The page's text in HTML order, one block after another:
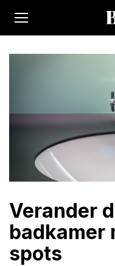
Verander
badkamer
spots